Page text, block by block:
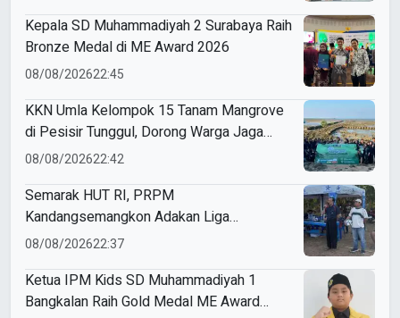
Kepala SD Muhammadiyah 2 Surabaya Raih
Bronze Medal di ME Award 2026
08/08/202622:45
KKN Umla Kelompok 15 Tanam Mangrove
di Pesisir Tunggul, Dorong Warga Jaga
Lingkungan
08/08/202622:42
Semarak HUT RI, PRPM
Kandangsemangkon Adakan Liga
Kemerdekaan 2026
08/08/202622:37
Ketua IPM Kids SD Muhammadiyah 1
Bangkalan Raih Gold Medal ME Award